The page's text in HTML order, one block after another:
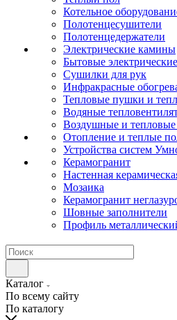
Котельное
Полотенцесушители
Полотенцедержатели
Электрические камины
Бытовые
Сушилки для рук
Инфракрасные
Тепловые пушки и
Водяные
Воздушные и тепловые
Отопление и теплые
Устройства систем
Керамогранит
Настенная
Мозаика
Керамогранит
Шовные заполнители
Профиль
Каталог
По всему сайту
По каталогу